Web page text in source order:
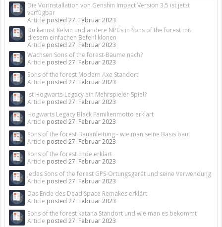
Die Vorinstallation von Genshin Impact Version 3.5 ist jetzt
verfügbar
Article posted 27. Februar 2023
Du kannst Kelvin und andere NPCs in Sons of the forest mit
diesem einfachen Befehl klonen
Article posted 27. Februar 2023
Wachsen Sons of the forest-Bäume nach?
Article posted 27. Februar 2023
Sons of the forest Modern Axe Standort
Article posted 27. Februar 2023
Ist Hogwarts-Legacy ein Mehrspieler-Spiel?
Article posted 27. Februar 2023
Hogwarts Legacy Black Familienmotto erklärt
Article posted 27. Februar 2023
Sons of the forest Bauanleitung - wie man seine Basis baut
Article posted 27. Februar 2023
Sons of the forest Ende erklärt
Article posted 27. Februar 2023
Jedes Sons of the forest GPS-Ortungsgerät und seine Verwendung
Article posted 27. Februar 2023
Das Ende des Dead Space Remakes erklärt
Article posted 27. Februar 2023
Sons of the forest katana Standort und wie man es bekommt
Article posted 27. Februar 2023